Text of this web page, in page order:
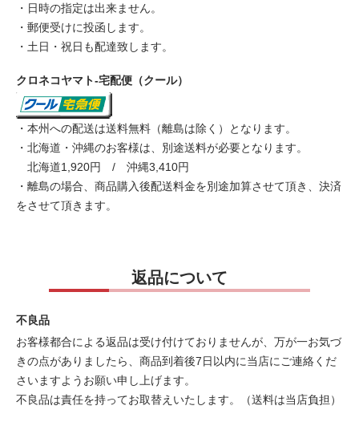
・日時の指定は出来ません。
・郵便受けに投函します。
・土日・祝日も配達致します。
クロネコヤマト-宅配便（クール）
・本州への配送は送料無料（離島は除く）となります。
・北海道・沖縄のお客様は、別途送料が必要となります。
北海道1,920円 / 沖縄3,410円
・離島の場合、商品購入後配送料金を別途加算させて頂き、決済
をさせて頂きます。
返品について
不良品
お客様都合による返品は受け付けておりませんが、万が一お気づ
きの点がありましたら、商品到着後7日以内に当店にご連絡くだ
さいますようお願い申し上げます。
不良品は責任を持ってお取替えいたします。（送料は当店負担）